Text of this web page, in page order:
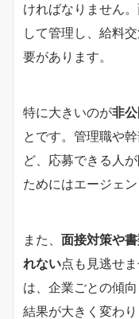
ければなりません
して管理し、給料
要があります。
特に大きいのが非
とです。管理職や
ど、応募できる人
ためにはエージェ
また、 面接対策や
れない点も見逃せ
は、企業ごとの傾
結果が大きく変わり